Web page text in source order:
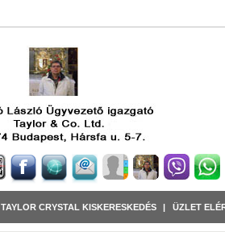
TAYLOR CRYSTAL KISKERESKEDÉS ÜZLET